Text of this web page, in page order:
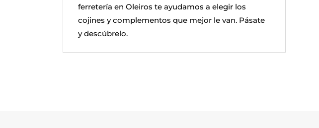
ferretería en Oleiros te ayudamos a elegir los
cojines y complementos que mejor le van. Pásate
y descúbrelo.